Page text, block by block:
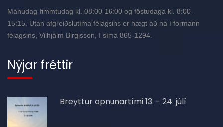
Mánudag-fimmtudag kl. 08:00-16:00 og föstudaga kl. 8:00-
15:15. Utan afgreiðslutíma félagsins er hægt að ná í formann
félagsins, Vilhjálm Birgisson, í síma 865-1294.
Nýjar fréttir
Breyttur opnunartími 13. - 24. júlí